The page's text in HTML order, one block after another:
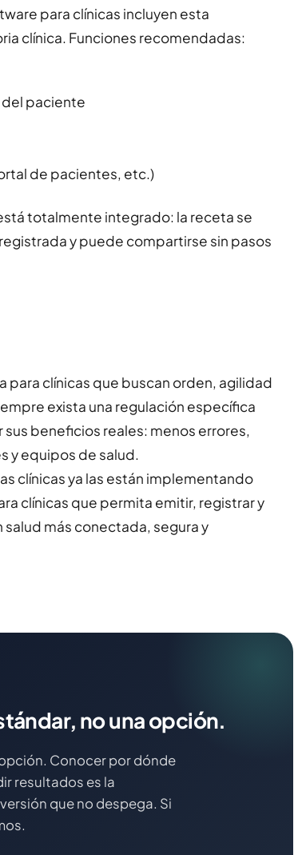
para clínicas incluyen esta
clínica. Funciones recomendadas:
del paciente
de pacientes, etc.)
totalmente integrado: la receta se
y puede compartirse sin pasos
para clínicas que buscan orden, agilidad
exista una regulación específica
beneficios reales: menos errores,
y equipos de salud.
clínicas ya las están implementando
clínicas que permita emitir, registrar y
más conectada, segura y
no una opción.
Conocer por dónde
resultados es la
que no despega. Si